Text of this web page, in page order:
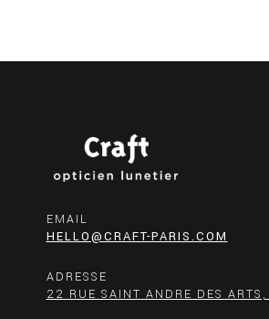
EMAIL
HELLO@CRAFT-PARIS.COM
ADRESSE
22 RUE SAINT ANDRE DES